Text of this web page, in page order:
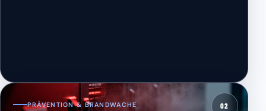
02
PRÄVENTION & BRANDWACHE